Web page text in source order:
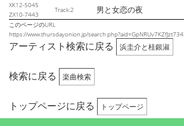
XK12-5045
ZX10-7443
Track:2 男と女恋の夜
このページのURL
https://www.thursdayonion.jp/
アーティスト検索に戻る 浜圭介と桂銀淑
検索に戻る 楽曲検索
トップページに戻る トップページ